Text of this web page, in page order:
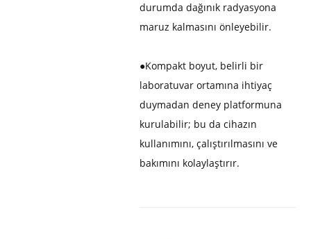
durumda dağınık radyasyona
maruz kalmasını önleyebilir.
●Kompakt boyut, belirli bir
laboratuvar ortamına ihtiyaç
duymadan deney platformuna
kurulabilir; bu da cihazın
kullanımını, çalıştırılmasını ve
bakımını kolaylaştırır.